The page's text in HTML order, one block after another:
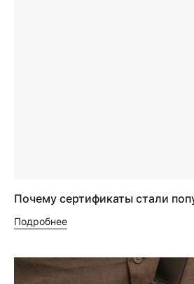
Почему сертификаты стали
Подробнее